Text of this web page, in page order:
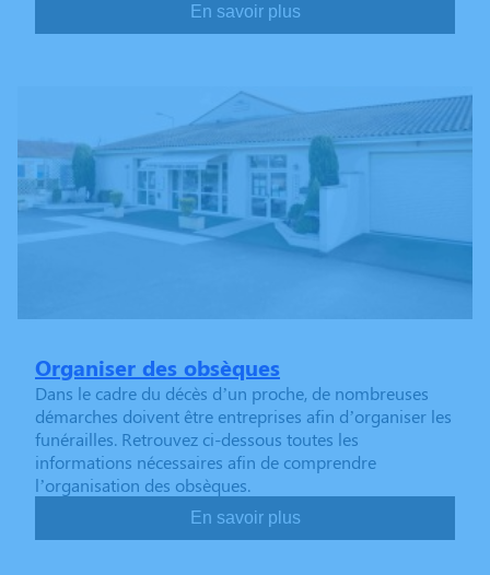
En savoir plus
Organiser des obsèques
Dans le cadre du décès d’un proche, de nombreuses
démarches doivent être entreprises afin d’organiser les
funérailles. Retrouvez ci-dessous toutes les
informations nécessaires afin de comprendre
l’organisation des obsèques.
En savoir plus